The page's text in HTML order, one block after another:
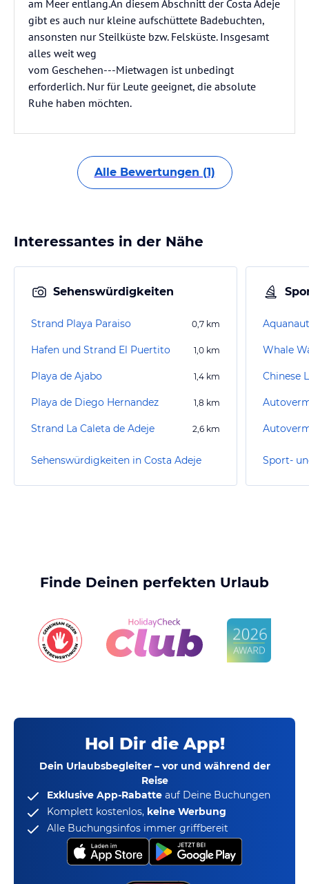
am Meer entlang.An diesem Abschnitt der Costa Adeje
gibt es auch nur kleine aufschüttete Badebuchten,
ansonsten nur Steilküste bzw. Felsküste. Insgesamt
alles weit weg
vom Geschehen---Mietwagen ist unbedingt
erforderlich. Nur für Leute geeignet, die absolute
Ruhe haben möchten.
Alle Bewertungen (1)
Interessantes in der Nähe
Sehenswürdigkeiten
Strand Playa Paraiso 0,7 km
Hafen und Strand El Puertito 1,0 km
Playa de Ajabo 1,4 km
Playa de Diego Hernandez 1,8 km
Strand La Caleta de Adeje 2,6 km
Sehenswürdigkeiten in Costa Adeje
Whale
Finde Deinen perfekten Urlaub
Hol Dir die App!
Dein Urlaubsbegleiter – vor und während der
Reise
Exklusive App-Rabatte auf Deine Buchungen
Komplett kostenlos, keine Werbung
Alle Buchungsinfos immer griffbereit